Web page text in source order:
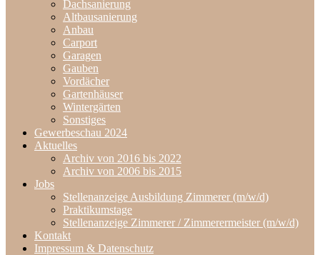
Dachsanierung
Altbausanierung
Anbau
Carport
Garagen
Gauben
Vordächer
Gartenhäuser
Wintergärten
Sonstiges
Gewerbeschau 2024
Aktuelles
Archiv von 2016 bis 2022
Archiv von 2006 bis 2015
Jobs
Stellenanzeige Ausbildung Zimmerer (m/w/d)
Praktikumstage
Stellenanzeige Zimmerer / Zimmerermeister (m/w/d)
Kontakt
Impressum & Datenschutz